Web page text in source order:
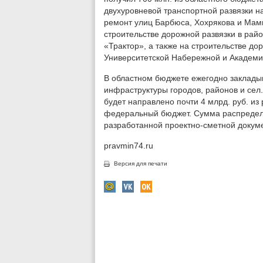
двухуровневой транспортной развязки
ремонт улиц Барбюса, Хохрякова и
строительстве дорожной развязки в
«Трактор», а также на строительстве
Университетской Набережной и
В областном бюджете ежегодно
инфраструктуры городов, районов и
будет направлено почти 4 млрд. руб.
федеральный бюджет. Сумма
разработанной проектно-сметной
pravmin74.ru
Версия для печати